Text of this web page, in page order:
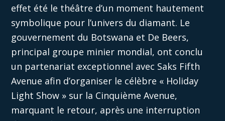
effet été le théâtre d’un moment hautement
symbolique pour l’univers du diamant. Le
gouvernement du Botswana et De Beers,
principal groupe minier mondial, ont conclu
un partenariat exceptionnel avec Saks Fifth
Avenue afin d’organiser le célèbre « Holiday
Light Show » sur la Cinquième Avenue,
marquant le retour, après une interruption